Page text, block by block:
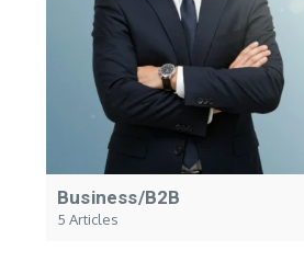
Business/B2B
5 Articles